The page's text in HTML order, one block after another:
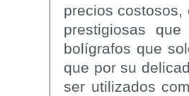
precios
prestigiosas
bolígrafos que
que por su
ser utilizados